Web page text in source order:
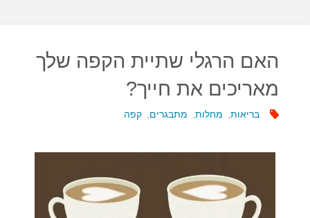
האם הרגלי שתיית הקפה שלך
מאריכים את חייך?
בריאות מחלות מתבגרים קפה